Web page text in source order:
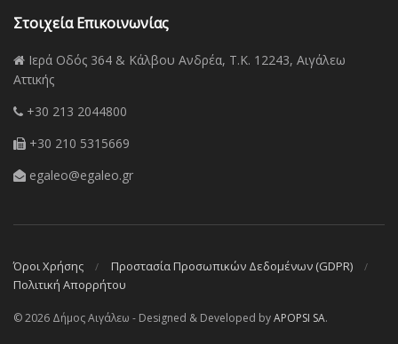
Στοιχεία Επικοινωνίας
Ιερά Οδός 364 & Κάλβου Ανδρέα, Τ.Κ. 12243, Αιγάλεω
Αττικής
+30 213 2044800
+30 210 5315669
egaleo@egaleo.gr
Όροι Χρήσης
Προστασία Προσωπικών Δεδομένων (GDPR)
Πολιτική Απορρήτου
© 2026 Δήμος Αιγάλεω - Designed & Developed byAPOPSI SA.